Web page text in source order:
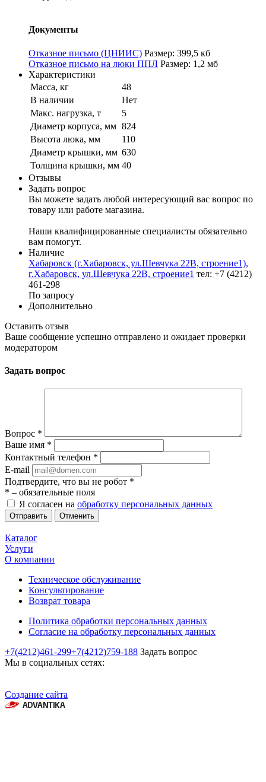
Документы
Отказное письмо (ЦНИИС) Размер: 399,5 кб
Отказное письмо на люки ППЛ Размер: 1,2 мб
Характеристики
Масса, кг
48
В наличии
Нет
Макс. нагрузка, т
5
Диаметр корпуса, мм 824
Высота люка, мм
110
Диаметр крышки, мм 630
Толщина крышки, мм 40
Отзывы
Задать вопрос
Вы можете задать любой интересующий вас вопрос по
товару или работе магазина.
Наши квалифицированные специалисты обязательно
вам помогут.
Наличие
Хабаровск (г.Хабаровск, ул.Шевчука 22В, строение1),
г.Хабаровск, ул.Шевчука 22В, строение1 тел: +7 (4212)
461-298
По запросу
Дополнительно
Оставить отзыв
Ваше сообщение успешно отправлено и ожидает проверки
модератором
Задать вопрос
Вопрос *
Ваше имя *
Контактный телефон *
E-mail
Подтвердите, что вы не робот *
* – обязательные поля
Я согласен на обработку персональных данных
Отменить
Каталог
Услуги
О компании
Техническое обслуживание
Консультирование
Возврат товара
Политика обработки персональных данных
Согласие на обработку персональных данных
+7(4212)461-299+7(4212)759-188 Задать вопрос
Мы в социальных сетях:
Создание сайта